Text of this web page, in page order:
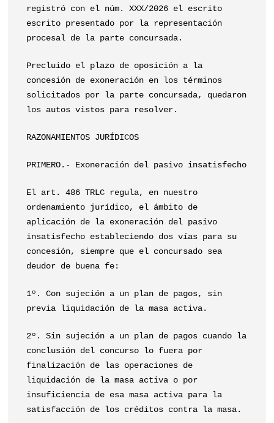
registró con el núm. XXX/2026 el escrito
escrito presentado por la representación
procesal de la parte concursada.
Precluido el plazo de oposición a la
concesión de exoneración en los términos
solicitados por la parte concursada, quedaron
los autos vistos para resolver.
RAZONAMIENTOS JURÍDICOS
PRIMERO.- Exoneración del pasivo insatisfecho
El art. 486 TRLC regula, en nuestro
ordenamiento jurídico, el ámbito de
aplicación de la exoneración del pasivo
insatisfecho estableciendo dos vías para su
concesión, siempre que el concursado sea
deudor de buena fe:
1º. Con sujeción a un plan de pagos, sin
previa liquidación de la masa activa.
2º. Sin sujeción a un plan de pagos cuando la
conclusión del concurso lo fuera por
finalización de las operaciones de
liquidación de la masa activa o por
insuficiencia de esa masa activa para la
satisfacción de los créditos contra la masa.